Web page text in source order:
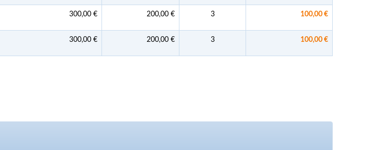
300,00 € 200,00 € 3 100,00 €
300,00 € 200,00 € 3 100,00 €